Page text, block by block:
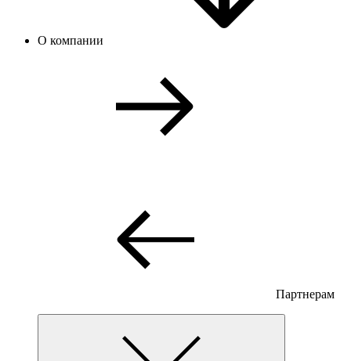
О компании
Партнерам